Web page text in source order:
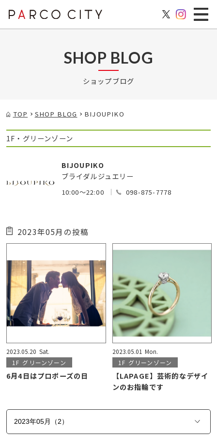
SHOP BLOG
ショップブログ
TOP SHOP BLOG BIJOUPIKO
1F・グリーンゾーン
BIJOUPIKO
ブライダルジュエリー
10:00～22:00 098-875-7778
2023年05月の投稿
2023.05.20 Sat.
1F グリーンゾーン
6月4日はプロポーズの日
2023.05.01 Mon.
1F グリーンゾーン
【LAPAGE】芸術的なデザイ
ンのお指輪です